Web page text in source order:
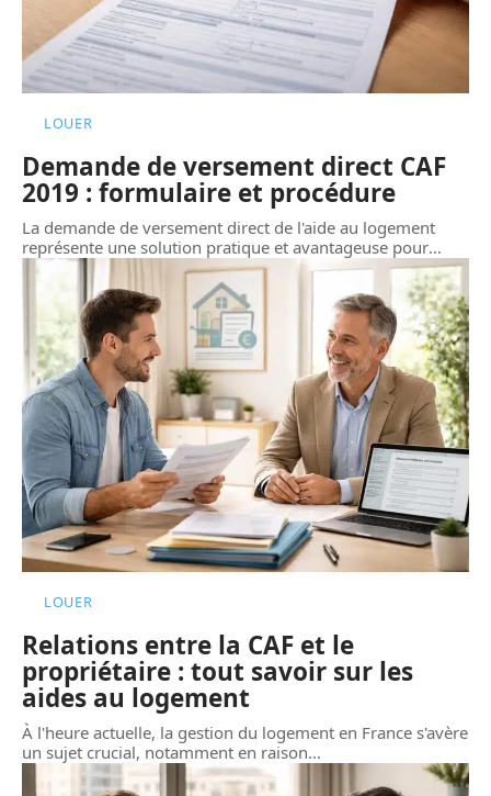
LOUER
Demande de versement direct CAF
2019 : formulaire et procédure
La demande de versement direct de l'aide au logement
représente une solution pratique et avantageuse pour…
LOUER
Relations entre la CAF et le
propriétaire : tout savoir sur les
aides au logement
À l'heure actuelle, la gestion du logement en France s'avère
un sujet crucial, notamment en raison…